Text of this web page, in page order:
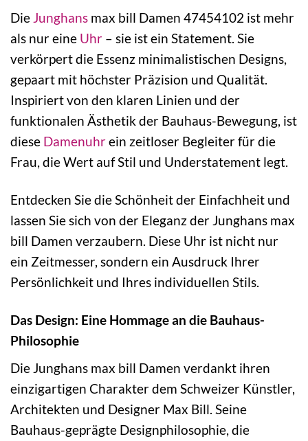
Die Junghans max bill Damen 47454102 ist mehr
als nur eine Uhr – sie ist ein Statement. Sie
verkörpert die Essenz minimalistischen Designs,
gepaart mit höchster Präzision und Qualität.
Inspiriert von den klaren Linien und der
funktionalen Ästhetik der Bauhaus-Bewegung, ist
diese Damenuhrein zeitloser Begleiter für die
Frau, die Wert auf Stil und Understatement legt.
Entdecken Sie die Schönheit der Einfachheit und
lassen Sie sich von der Eleganz der Junghans max
bill Damen verzaubern. Diese Uhr ist nicht nur
ein Zeitmesser, sondern ein Ausdruck Ihrer
Persönlichkeit und Ihres individuellen Stils.
Das Design: Eine Hommage an die Bauhaus-
Philosophie
Die Junghans max bill Damen verdankt ihren
einzigartigen Charakter dem Schweizer Künstler,
Architekten und Designer Max Bill. Seine
Bauhaus-geprägte Designphilosophie, die